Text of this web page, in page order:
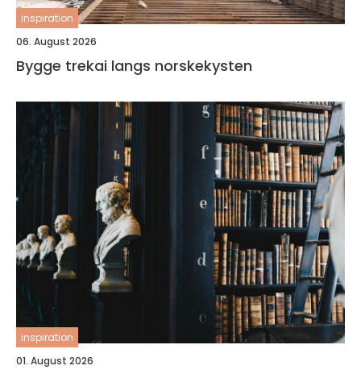
inspiration
06. August 2026
Bygge trekai langs norskekysten
inspiration
01. August 2026